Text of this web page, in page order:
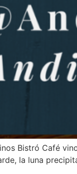
Bistró Café
la luna